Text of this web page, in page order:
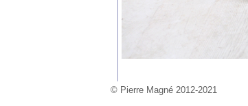
© Pierre Magné 2012-2021